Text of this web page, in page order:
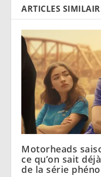
ARTICLES
Motorheads
ce qu’on sait
de la série